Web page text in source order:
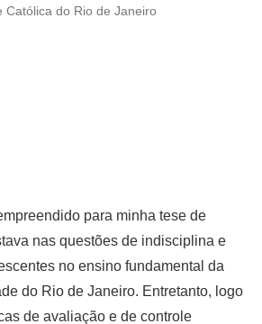
Católica do Rio de Janeiro
para minha tese de
nas questões de indisciplina e
no ensino fundamental da
do Rio de Janeiro. Entretanto, logo
de avaliação e de controle